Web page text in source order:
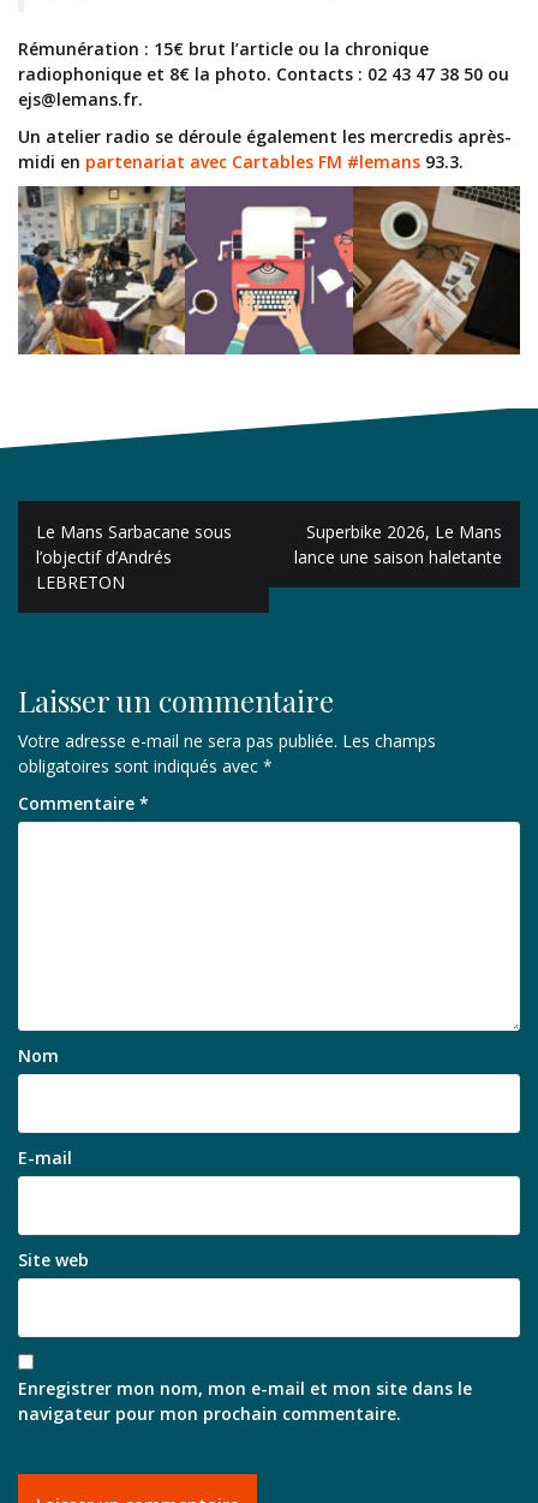
Rémunération : 15€ brut l’article ou la chronique
radiophonique et 8€ la photo. Contacts : 02 43 47 38 50 ou
ejs@lemans.fr.
Un atelier radio se déroule également les mercredis après-
midi en partenariat avec Cartables FM #lemans 93.3.
Navigation
de
l’article
Le Mans Sarbacane sous
l’objectif d’Andrés
LEBRETON
Superbike 2026, Le Mans
lance une saison haletante
Laisser un commentaire
Votre adresse e-mail ne sera pas publiée. Les champs
obligatoires sont indiqués avec *
Commentaire *
Nom
E-mail
Site web
Enregistrer mon nom, mon e-mail et mon site dans le
navigateur pour mon prochain commentaire.